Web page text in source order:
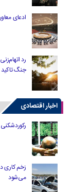
ادعای
رد
جنگ تاکید
اخبار اقتصادی
رکوردشکنی بورس تهران
زخم کاری
می‌شود